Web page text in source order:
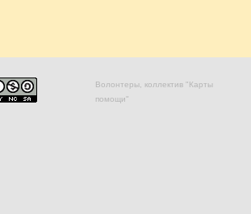
Волонтеры, коллектив "Карты
помощи"